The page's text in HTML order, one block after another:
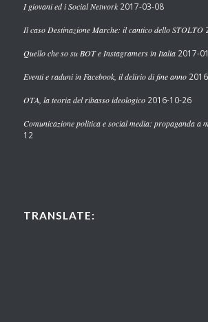
I giovani ed i Social Network 2017-03-08
Il caso Destinazione Marche: il cantico dello STOLTO
Quello che so su BOT e Instagramers in Italia 2017-
Eventi e raduni in Facebook, il delirio di fine anno
OTA, la teoria del ribasso ideologico 2016-10-26
Comunicazione politica e social media: propaganda a
12
TRANSLATE: